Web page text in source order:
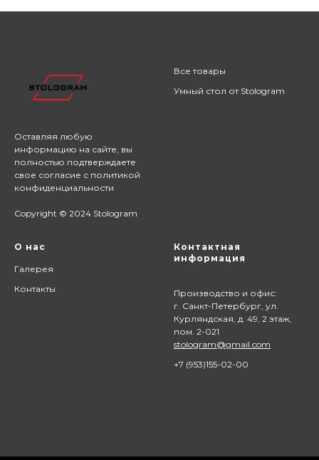
Оставляя любую
информацию на сайте, вы
полностью подтверждаете
свое согласие с политикой
конфиденциальности
Copyright © 2024 Stologram
Все товары
Умный стол от Stologram
О нас
Галерея
Контакты
Контактная
информация
Производство и офис:
г. Санкт-Петербург, ул.
Курляндская, д. 49, 2 этаж,
пом. 2-021
stologram@gmail.com
+7 (953)155-02-00